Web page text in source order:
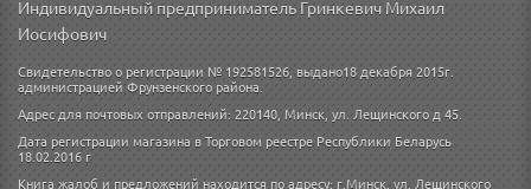
Индивидуальный предприниматель Гринкевич Михаил
Иосифович
Свидетельство о регистрации № 192581526, выдано18 декабря 2015г.
администрацией Фрунзенского района.
Адрес для почтовых отправлений: 220140, Минск, ул. Лещинского д 45.
Дата регистрации магазина в Торговом реестре Республики Беларусь
18.02.2016 г
Книга жалоб и предложений находится по адресу: г.Минск, ул. Лещинского